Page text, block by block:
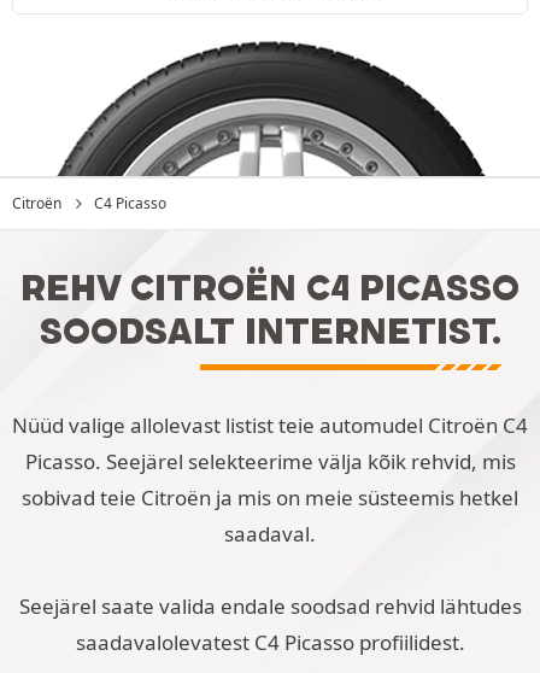
Citroën C4 Picasso
REHV CITROËN C4 PICASSO
SOODSALT INTERNETIST.
Nüüd valige allolevast listist teie automudel Citroën C4
Picasso. Seejärel selekteerime välja kõik rehvid, mis
sobivad teie Citroën ja mis on meie süsteemis hetkel
saadaval.
Seejärel saate valida endale soodsad rehvid lähtudes
saadavalolevatest C4 Picasso profiilidest.